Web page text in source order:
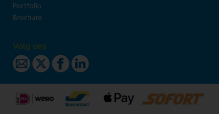
Portfolio
Brochure
Volg ons